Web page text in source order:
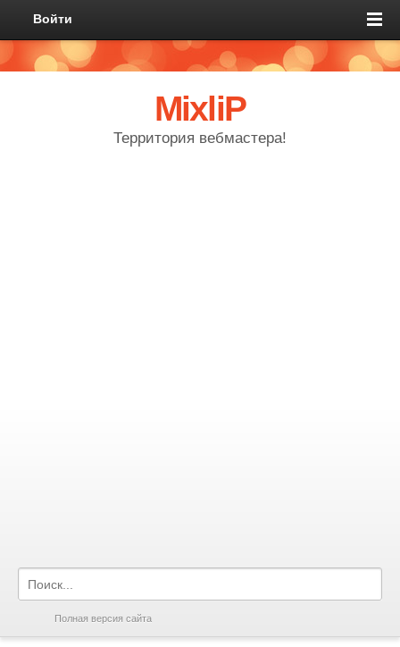
Войти
MixliP
Территория вебмастера!
Полная версия сайта